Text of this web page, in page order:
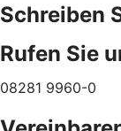
Schreiben
Rufen Sie
08281 9960-0